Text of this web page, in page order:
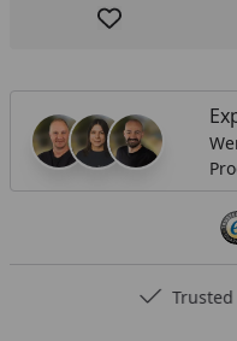
Produkt zur